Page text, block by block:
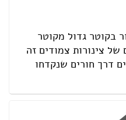
בקוטר גדול מקוטר
צינורות צמודים זה
דרך חורים שנקדחו